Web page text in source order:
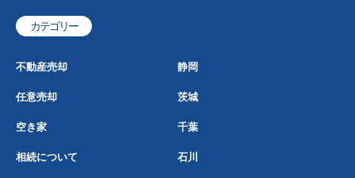
カテゴリー
不動産売却 静岡
任意売却 茨城
空き家 千葉
相続について 石川